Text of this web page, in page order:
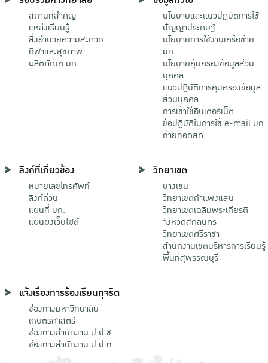
สถานที่สำคัญ
แหล่งเรียนรู้
สิ่งอำนวยความสะดวก
กีฬาและสุขภาพ
ผลิตภัณฑ์ มก.
นโยบายและแนวปฏิบัติการใช้
ปัญญาประดิษฐ์
นโยบายการใช้งานเครือข่าย
มก.
นโยบายคุ้มครองข้อมูลส่วน
บุคคล
แนวปฏิบัติการคุ้มครองข้อมูล
ส่วนบุคคล
การเข้าใช้อินเตอร์เน็ต
ข้อปฏิบัติในการใช้ e-mail มก.
ถ่ายทอดสด
ลิงก์ที่เกี่ยวข้อง
หมายเลขโทรศัพท์
ลิงก์ด่วน
แผนที่ มก.
แผนผังเว็บไซต์
วิทยาเขต
บางเขน
วิทยาเขตกําแพงแสน
วิทยาเขตเฉลิมพระเกียรติ
จังหวัดสกลนคร
วิทยาเขตศรีราชา
สำนักงานเขตบริหารการเรียนรู้
พื้นที่สุพรรณบุรี
แจ้งเรื่องการร้องเรียนทุจริต
ช่องทางมหาวิทยาลัย
เกษตรศาสตร์
ช่องทางสำนักงาน ป.ป.ช.
ช่องทางสำนักงาน ป.ป.ท.